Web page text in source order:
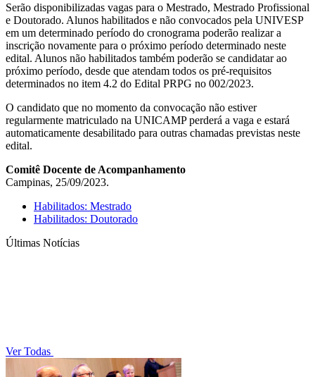
Serão disponibilizadas vagas para o Mestrado, Mestrado Profissional
e Doutorado. Alunos habilitados e não convocados pela UNIVESP
em um determinado período do cronograma poderão realizar a
inscrição novamente para o próximo período determinado neste
edital. Alunos não habilitados também poderão se candidatar ao
próximo período, desde que atendam todos os pré-requisitos
determinados no item 4.2 do Edital PRPG no 002/2023.
O candidato que no momento da convocação não estiver
regularmente matriculado na UNICAMP perderá a vaga e estará
automaticamente desabilitado para outras chamadas previstas neste
edital.
Comitê Docente de Acompanhamento
Campinas, 25/09/2023.
Habilitados: Mestrado
Habilitados: Doutorado
Últimas Notícias
Ver Todas